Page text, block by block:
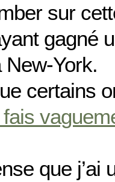
sur
gagné
York.
certains
que j’ai